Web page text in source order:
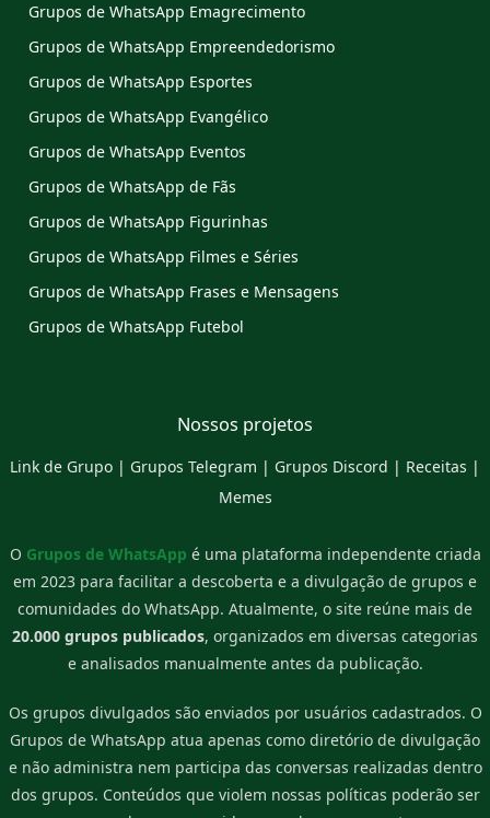
Grupos de WhatsApp Emagrecimento
Grupos de WhatsApp Empreendedorismo
Grupos de WhatsApp Esportes
Grupos de WhatsApp Evangélico
Grupos de WhatsApp Eventos
Grupos de WhatsApp de Fãs
Grupos de WhatsApp Figurinhas
Grupos de WhatsApp Filmes e Séries
Grupos de WhatsApp Frases e Mensagens
Grupos de WhatsApp Futebol
Nossos projetos
Link de Grupo | Grupos Telegram | Grupos Discord | Receitas |
Memes
O Grupos de WhatsApp é uma plataforma independente criada
em 2023 para facilitar a descoberta e a divulgação de grupos e
comunidades do WhatsApp. Atualmente, o site reúne mais de
20.000 grupos publicados, organizados em diversas categorias
e analisados manualmente antes da publicação.
Os grupos divulgados são enviados por usuários cadastrados. O
Grupos de WhatsApp atua apenas como diretório de divulgação
e não administra nem participa das conversas realizadas dentro
dos grupos. Conteúdos que violem nossas políticas poderão ser